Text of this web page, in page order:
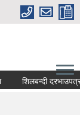
शिलबन्दी दरभाउपत्र